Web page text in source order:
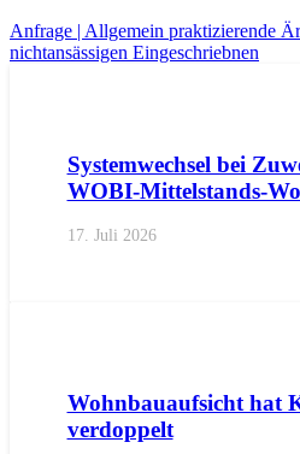
Anfrage | Allgemein praktizierende
nichtansässigen Eingeschriebnen
Systemwechsel bei
WOBI-Mittelstands-
17. Juli 2026
Wohnbauaufsicht hat
verdoppelt